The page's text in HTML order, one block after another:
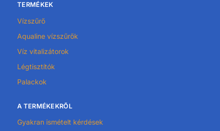
TERMÉKEK
Vízszűrő
Aqualine vízszűrők
Víz vitalizátorok
Légtisztítók
Palackok
A TERMÉKEKRŐL
Gyakran ismételt kérdések